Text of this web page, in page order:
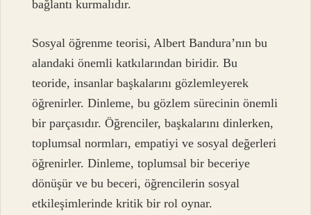
bağlantı kurmalıdır.
Sosyal öğrenme teorisi, Albert Bandura’nın bu
alandaki önemli katkılarından biridir. Bu
teoride, insanlar başkalarını gözlemleyerek
öğrenirler. Dinleme, bu gözlem sürecinin önemli
bir parçasıdır. Öğrenciler, başkalarını dinlerken,
toplumsal normları, empatiyi ve sosyal değerleri
öğrenirler. Dinleme, toplumsal bir beceriye
dönüşür ve bu beceri, öğrencilerin sosyal
etkileşimlerinde kritik bir rol oynar.